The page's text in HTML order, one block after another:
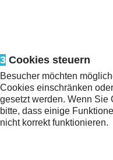
3 Cookies steuern
Besucher möchten
Cookies einschränken
gesetzt werden. Wenn Sie
bitte, dass einige
nicht korrekt funktionieren.